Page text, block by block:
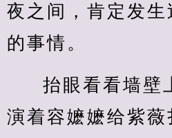
夜之间，肯定发生
的事情。
抬眼看看墙壁
演着容嬷嬷给紫薇